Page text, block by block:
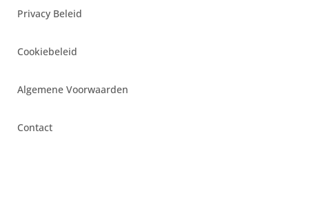
Privacy Beleid
Cookiebeleid
Algemene Voorwaarden
Contact